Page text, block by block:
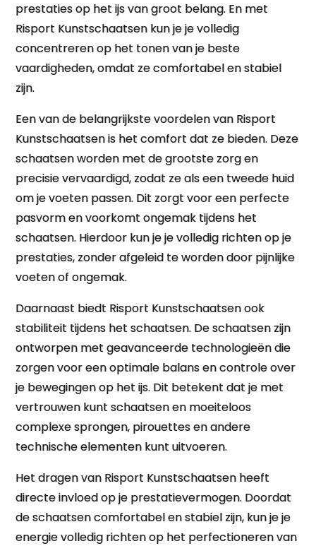
prestaties op het ijs van groot belang. En met
Risport Kunstschaatsen kun je je volledig
concentreren op het tonen van je beste
vaardigheden, omdat ze comfortabel en stabiel
zijn.
Een van de belangrijkste voordelen van Risport
Kunstschaatsen is het comfort dat ze bieden. Deze
schaatsen worden met de grootste zorg en
precisie vervaardigd, zodat ze als een tweede huid
om je voeten passen. Dit zorgt voor een perfecte
pasvorm en voorkomt ongemak tijdens het
schaatsen. Hierdoor kun je je volledig richten op je
prestaties, zonder afgeleid te worden door pijnlijke
voeten of ongemak.
Daarnaast biedt Risport Kunstschaatsen ook
stabiliteit tijdens het schaatsen. De schaatsen zijn
ontworpen met geavanceerde technologieën die
zorgen voor een optimale balans en controle over
je bewegingen op het ijs. Dit betekent dat je met
vertrouwen kunt schaatsen en moeiteloos
complexe sprongen, pirouettes en andere
technische elementen kunt uitvoeren.
Het dragen van Risport Kunstschaatsen heeft
directe invloed op je prestatievermogen. Doordat
de schaatsen comfortabel en stabiel zijn, kun je je
energie volledig richten op het perfectioneren van